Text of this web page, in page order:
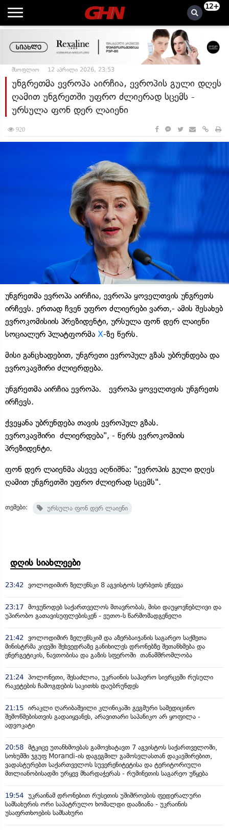
12+
მსოფლიო 12 აპრილი 2026, 23:53
უნგრეთმა ევროპა აირჩია, ევროპის გული დღეს
ღამით უნგრეთში უფრო ძლიერად სცემს -
ურსულა ფონ დერ ლაიენი
920
უნგრეთმა ევროპა აირჩია, ევროპა ყოველთვის უნგრეთს
ირჩევს. ერთად ჩვენ უფრო ძლიერები ვართ,- ამის შესახებ
ევროკომისიის პრეზიდენტი, ურსულა ფონ დერ ლაიენი
სოციალურ პლატფორმა X-ზე წერს.
მისი განცხადებით, უნგრეთი ევროპულ გზას უბრუნდება და
ევროკავშირი ძლიერდება.
უნგრეთმა აირჩია ევროპა. ევროპა ყოველთვის უნგრეთს
ირჩევს.
ქვეყანა უბრუნდება თავის ევროპულ გზას.
ევროკავშირი ძლიერდება", - წერს ევროკომიის
პრეზიდენტი.
ფონ დერ ლაიენმა ასევე აღნიშნა: "ევროპის გული დღეს
ღამით უნგრეთში უფრო ძლიერად სცემს".
თემები: ურსულა ფონ დერ ლაიენი
დღის სიახლეები
23:42 ვოლოდიმირ ზელენსკი 8 აგვისტოს სერბეთს ეწვევა
23:17 მოვუწოდებ საქართველოს მთავრობას, მისი დაუყოვნებლივი და
უპირობო გათავისუფლებისკენ - ეუთო-ს წარმომადგენელი
21:42
ვოლოდიმირ ზელენსკიმ და აზერბაიჯანის საგარეო საქმეთა
მინისტრმა კიევში შეხვედრაზე განიხილეს დრონებზე შეთანხმება და
ენერგეტიკის, ნავთობისა და გაზის სფეროში თანამშრომლობა
21:24 პოლონეთი, შესაძლოა, უკრაინის საჰაერო სივრცეში რუსული
რაკეტების ჩამოგდების საკითხს დაუბრუნდეს
21:15 ირაკლი ღარიბაშვილი კლინიკაში გეგმური სამედიცინო
შემოწმებისთვის გადაიყვანეს, არავითარი საპანიკო არ ყოფილა -
ადვოკატი
20:58 მტკიცე უთანხმოებას გამოვხატავთ 7 აგვისტოს საქართველოში,
სოხუმში ჯგუფ Morandi-ის დაგეგმილ გამოსვლასთან დაკავშირებით,
ვადასტურებთ საქართველოს სუვერენიტეტისა და ტერიტორიული
მთლიანობისადმი ურყევ მხარდაჭერას - რუმინეთის საგარეო უწყება
19:54 უკრაინამ დრონებით რუსეთის უშიშროების ფედერალური
სამსახურის ორი საპატრულო ხომალდი დააზიანა - უკრაინის
უსაფრთხოების სამსახური